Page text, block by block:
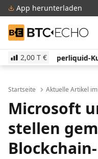
App herunterladen
BTC-ECHO
2,00 T €
Kurs 46,78 -1.30%
Startseite Aktuelle Artikel
Microsoft
stellen